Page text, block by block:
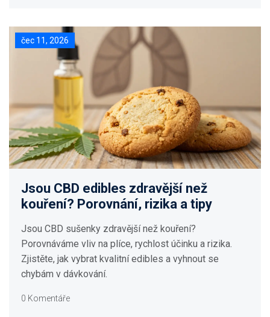
čec 11, 2026
Jsou CBD edibles zdravější než
kouření? Porovnání, rizika a tipy
Jsou CBD sušenky zdravější než kouření?
Porovnáváme vliv na plíce, rychlost účinku a rizika.
Zjistěte, jak vybrat kvalitní edibles a vyhnout se
chybám v dávkování.
0 Komentáře